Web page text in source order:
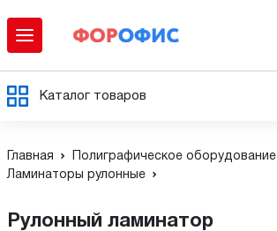
Каталог товаров
Главная
Полиграфическое оборудование
Ламинаторы рулонные
Рулонный ламинатор